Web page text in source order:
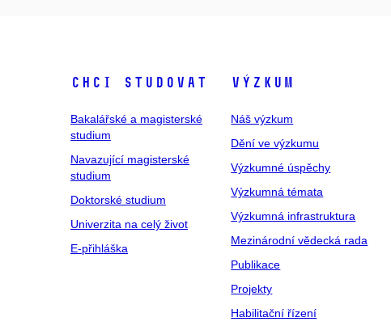
Chci studovat
Bakalářské a magisterské
studium
Navazující magisterské
studium
Doktorské studium
Univerzita na celý život
E-přihláška
Výzkum
Náš výzkum
Dění ve výzkumu
Výzkumné úspěchy
Výzkumná témata
Výzkumná infrastruktura
Mezinárodní vědecká rada
Publikace
Projekty
Habilitační řízení